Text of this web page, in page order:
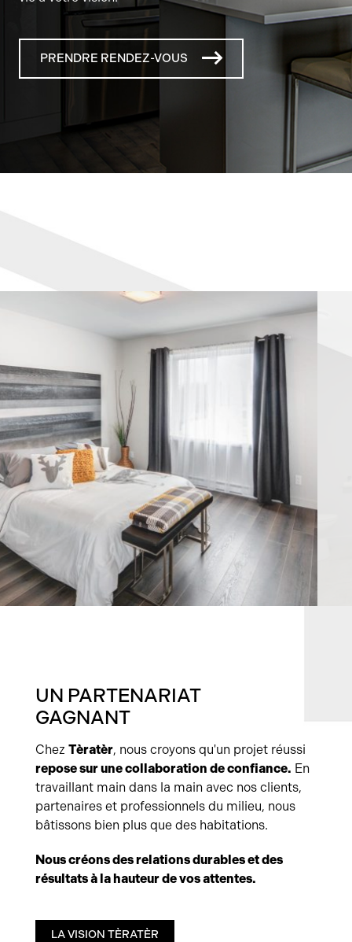
PRENDRE RENDEZ-VOUS
UN PARTENARIAT
GAGNANT
Chez Tèratèr, nous croyons qu'un projet réussi
repose sur une collaboration de confiance. En
travaillant main dans la main avec nos clients,
partenaires et professionnels du milieu, nous
bâtissons bien plus que des habitations.
Nous créons des relations durables et des
résultats à la hauteur de vos attentes.
LA VISION TÈRATÈR